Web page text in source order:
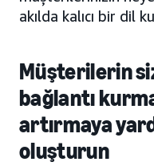
akılda kalıcı bir dil
Müşterilerin
bağlantı
artırmaya
oluşturun